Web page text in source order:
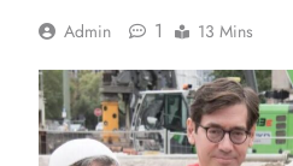
Admin 1 13 Mins